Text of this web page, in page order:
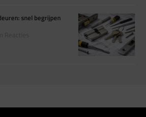
snel begrijpen